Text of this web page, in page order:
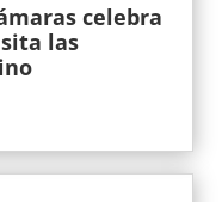
celebra
las